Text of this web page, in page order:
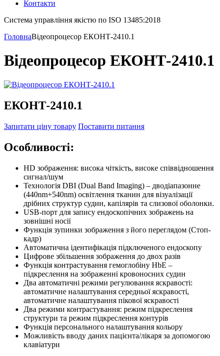
Контакти
Система управління якістю по ISO 13485:2018
ГоловнаВідеопроцесор ЕКОНТ-2410.1
Відеопроцесор ЕКОНТ-2410.1
ЕКОНТ-2410.1
Запитати ціну товару Поставити питання
Особливості:
HD зображення: висока чіткість, високе співвідношення
сигнал/шум
Технологія DBI (Dual Band Imaging) – дводіапазонне
(440nm+540nm) освітлення тканин для візуалізації
дрібних структур судин, капілярів та слизової оболонки.
USB-порт для запису ендоскопічних зображень на
зовнішні носії
Функція зупинки зображення з його переглядом (Стоп-
кадр)
Автоматична ідентифікація підключеного ендоскопу
Цифрове збільшення зображення до двох разів
Функція контрастування гемоглобіну HbE –
підкреслення на зображенні кровоносних судин
Два автоматичні режими регулювання яскравості:
автоматичне налаштування середньої яскравості,
автоматичне налаштування пікової яскравості
Два режими контрастування: режим підкреслення
структури та режим підкреслення контурів
Функція персонального налаштування кольору
Можливість вводу даних пацієнта/лікаря за допомогою
клавіатури